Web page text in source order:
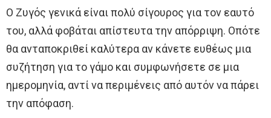
Ο Ζυγός γενικά είναι πολύ σίγουρος για τον εαυτό
του, αλλά φοβάται απίστευτα την απόρριψη. Οπότε
θα ανταποκριθεί καλύτερα αν κάνετε ευθέως μια
συζήτηση για το γάμο και συμφωνήσετε σε μια
ημερομηνία, αντί να περιμένεις από αυτόν να πάρει
την απόφαση.